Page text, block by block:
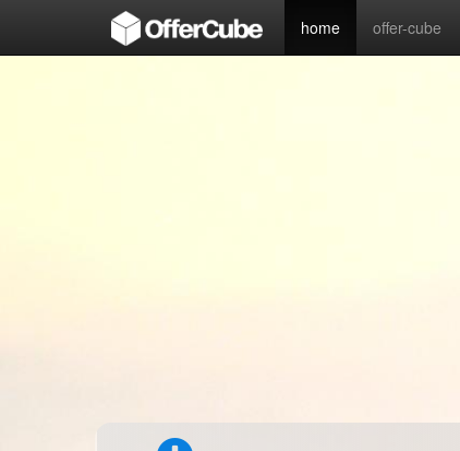
home offer-cube